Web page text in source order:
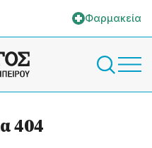
Φαρμακεία
404